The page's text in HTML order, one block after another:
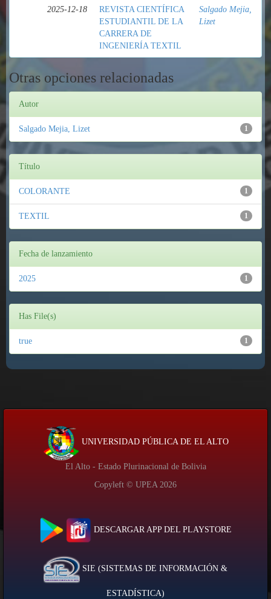
2025-12-18
REVISTA CIENTÍFICA
ESTUDIANTIL DE LA
CARRERA DE
INGENIERÍA TEXTIL
Salgado Mejia,
Lizet
Otras opciones relacionadas
Autor
1
Salgado Mejia, Lizet
Título
1
COLORANTE
1
TEXTIL
Fecha de lanzamiento
1
2025
Has File(s)
1
true
UNIVERSIDAD PÚBLICA DE EL ALTO
El Alto - Estado Plurinacional de Bolivia
Copyleft © UPEA 2026
DESCARGAR APP DEL PLAYSTORE
SIE (SISTEMAS DE INFORMACIÓN &
ESTADÍSTICA)